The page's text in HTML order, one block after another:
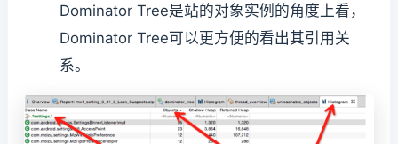
Dominator Tree是站的对象实例的角度上看，
Dominator Tree可以更方便的看出其引用关
系。